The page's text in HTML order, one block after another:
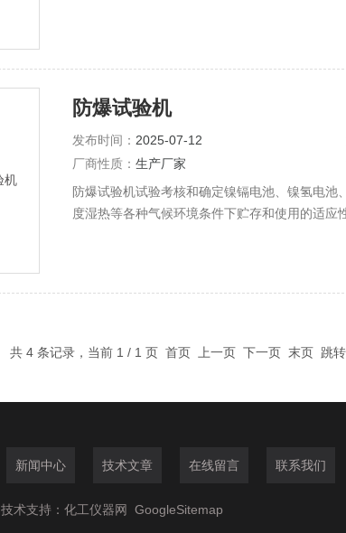
防爆试验机
发布时间： 2025-07-12
厂商性质： 生产厂家
防爆试验机试验考核和确定镍镉电池、镍氢电
度湿热等各种气候环境条件下贮存和使用的适
共 4 条记录，当前 1 / 1 页 首页 上一页 下一页 末页 跳
新闻中心 技术文章 在线留言 联系我们
技术支持： 化工仪器网 GoogleSitemap